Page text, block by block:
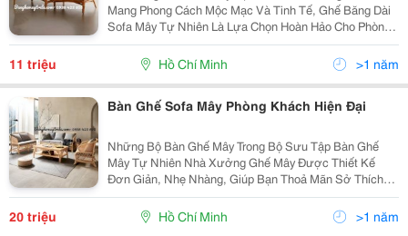
Mang Phong Cách Mộc Mạc Và Tinh Tế, Ghế Băng Dài
Sofa Mây Tự Nhiên Là Lựa Chọn Hoàn Hảo Cho Phòng
Khách Hiện Đại Yêu Thích Vẻ Đẹp Gần Gũi Với Thiên
Nhiên. Thiết Kế Dài Thoải Mái, Đệm Êm Ái, Khung
11 triệu Hồ Chí Minh >1 năm
Bàn Ghế Sofa Mây Phòng Khách Hiện Đại
Những Bộ Bàn Ghế Mây Trong Bộ Sưu Tập Bàn Ghế
Mây Tự Nhiên Nhà Xưởng Ghế Mây Được Thiết Kế
Đơn Giản, Nhẹ Nhàng, Giúp Bạn Thoả Mãn Sở Thích
Yêu Thiên Nhiên Nhờ Chất Liệu Và Thiết Kế Đơn Giản,
Hiện Đại, Nhưng Không Thiếu Những Đường Cong
Mềm Mại Đặc...
20 triệu Hồ Chí Minh >1 năm